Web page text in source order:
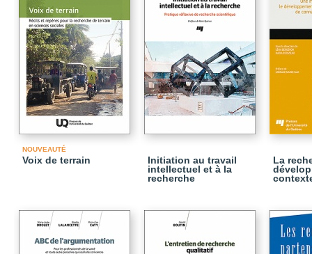
NOUVEAUTÉ
Voix de terrain
Initiation au travail
intellectuel et à la
recherche
La